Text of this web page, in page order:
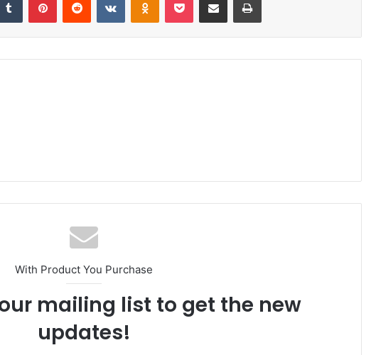
With Product You Purchase
mailing list to get the new
updates!